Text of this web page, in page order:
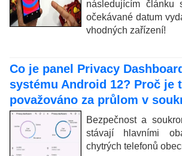
následujícím článku
očekávané datum
vhodných zařízení!
Co je panel Privacy
systému Android 12? Proč je
považováno za průlom v
Bezpečnost a
stávají hlavními
chytrých telefonů